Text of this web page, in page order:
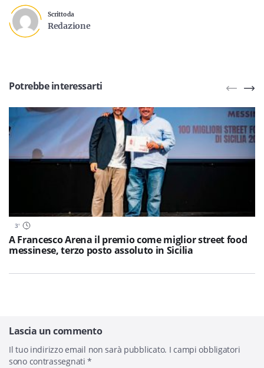
Scritto da
Redazione
Potrebbe interessarti
3'
A Francesco Arena il premio come miglior street food
messinese, terzo posto assoluto in Sicilia
Lascia un commento
Il tuo indirizzo email non sarà pubblicato. I campi obbligatori
sono contrassegnati*